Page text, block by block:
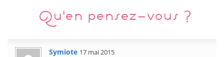
Qu'en pensez-vous ?
Symiote 17 mai 2015